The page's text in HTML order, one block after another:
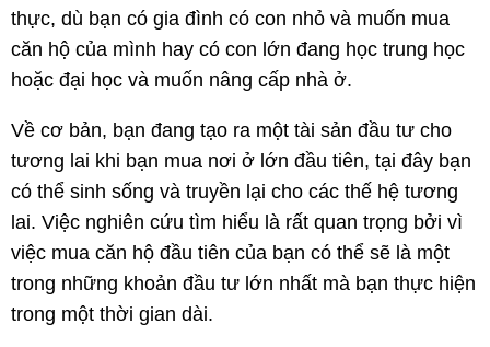
thực, dù bạn có gia đình có con nhỏ và muốn mua
căn hộ của mình hay có con lớn đang học trung học
hoặc đại học và muốn nâng cấp nhà ở.
Về cơ bản, bạn đang tạo ra một tài sản đầu tư cho
tương lai khi bạn mua nơi ở lớn đầu tiên, tại đây bạn
có thể sinh sống và truyền lại cho các thế hệ tương
lai. Việc nghiên cứu tìm hiểu là rất quan trọng bởi vì
việc mua căn hộ đầu tiên của bạn có thể sẽ là một
trong những khoản đầu tư lớn nhất mà bạn thực hiện
trong một thời gian dài.